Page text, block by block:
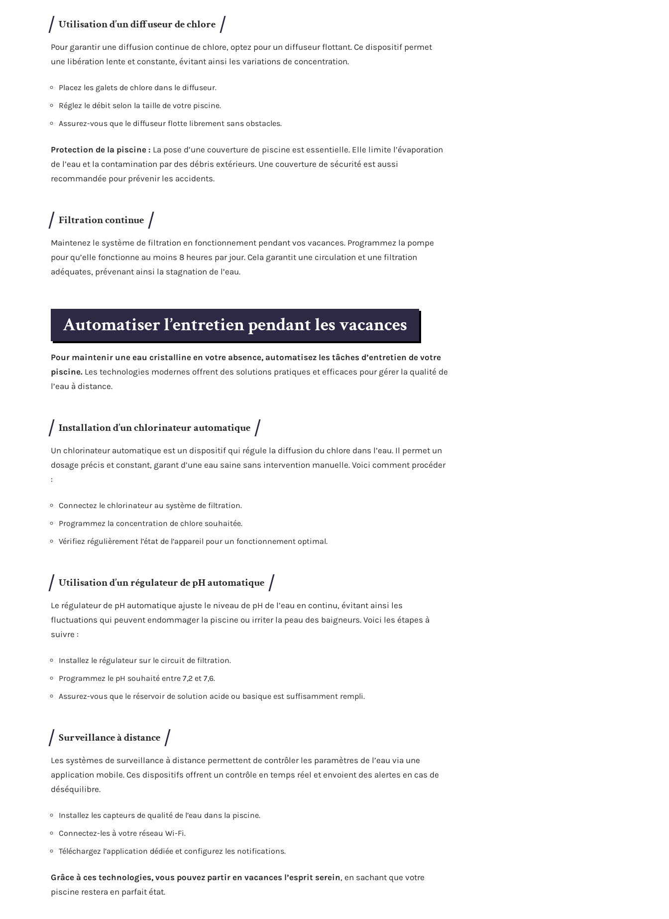
Utilisation d’un diffuseur de chlore
Pour garantir une diffusion continue de chlore, optez pour un diffuseur flottant. Ce dispositif permet
une libération lente et constante, évitant ainsi les variations de concentration.
Placez les galets de chlore dans le diffuseur.
Réglez le débit selon la taille de votre piscine.
Assurez-vous que le diffuseur flotte librement sans obstacles.
Protection de la piscine : La pose d’une couverture de piscine est essentielle. Elle limite l’évaporation
de l’eau et la contamination par des débris extérieurs. Une couverture de sécurité est aussi
recommandée pour prévenir les accidents.
Filtration continue
Maintenez le système de filtration en fonctionnement pendant vos vacances. Programmez la pompe
pour qu’elle fonctionne au moins 8 heures par jour. Cela garantit une circulation et une filtration
adéquates, prévenant ainsi la stagnation de l’eau.
Automatiser l’entretien pendant les vacances
Pour maintenir une eau cristalline en votre absence, automatisez les tâches d’entretien de votre
piscine. Les technologies modernes offrent des solutions pratiques et efficaces pour gérer la qualité de
l’eau à distance.
Installation d’un chlorinateur automatique
Un chlorinateur automatique est un dispositif qui régule la diffusion du chlore dans l’eau. Il permet un
dosage précis et constant, garant d’une eau saine sans intervention manuelle. Voici comment procéder
:
Connectez le chlorinateur au système de filtration.
Programmez la concentration de chlore souhaitée.
Vérifiez régulièrement l’état de l’appareil pour un fonctionnement optimal.
Utilisation d’un régulateur de pH automatique
Le régulateur de pH automatique ajuste le niveau de pH de l’eau en continu, évitant ainsi les
fluctuations qui peuvent endommager la piscine ou irriter la peau des baigneurs. Voici les étapes à
suivre :
Installez le régulateur sur le circuit de filtration.
Programmez le pH souhaité entre 7,2 et 7,6.
Assurez-vous que le réservoir de solution acide ou basique est suffisamment rempli.
Surveillance à distance
Les systèmes de surveillance à distance permettent de contrôler les paramètres de l’eau via une
application mobile. Ces dispositifs offrent un contrôle en temps réel et envoient des alertes en cas de
déséquilibre.
Installez les capteurs de qualité de l’eau dans la piscine.
Connectez-les à votre réseau Wi-Fi.
Téléchargez l’application dédiée et configurez les notifications.
Grâce à ces technologies, vous pouvez partir en vacances l’esprit serein, en sachant que votre
piscine restera en parfait état.